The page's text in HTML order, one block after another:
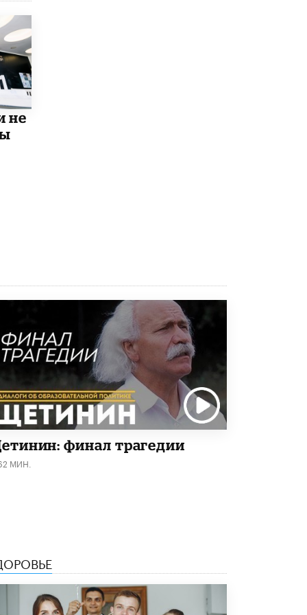
не
​Как будущие реставраторы – студенты
восстанавливать культурные и
исторические объекты
11 ИЮНЯ / ГОРОДСКОЕ ОБРАЗОВАНИЕ
​Почти 50 новых объектов образования
открыли в этом учебном году в Москве
10 ИЮНЯ /ГОРОДСКОЕ ОБРАЗОВАНИЕ
Госдума приняла закон о детских SIM-
картах
анонсировали запуск акселератора
технологических решений для всех
уровней образования
8 ИЮНЯ /ЧТО ПРОИСХОДИТ?
финал трагедии
МИН.